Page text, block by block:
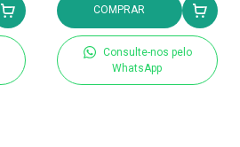
COMPRAR
Consulte-nos pelo
WhatsApp